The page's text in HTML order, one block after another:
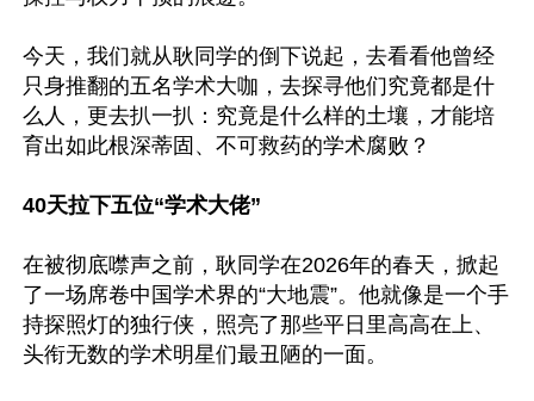
今天，我们就从耿同学的倒下说起，去看看他曾经
只身推翻的五名学术大咖，去探寻他们究竟都是什
么人，更去扒一扒：究竟是什么样的土壤，才能培
育出如此根深蒂固、不可救药的学术腐败？
40天拉下五位“学术大佬”
在被彻底噤声之前，耿同学在2026年的春天，掀起
了一场席卷中国学术界的“大地震”。他就像是一个手
持探照灯的独行侠，照亮了那些平日里高高在上、
头衔无数的学术明星们最丑陋的一面。